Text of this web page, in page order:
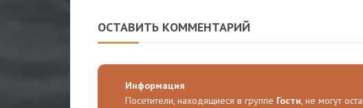
ОСТАВИТЬ КОММЕНТАРИЙ
Информация
Посетители, находящиеся в группе Гости, не могут